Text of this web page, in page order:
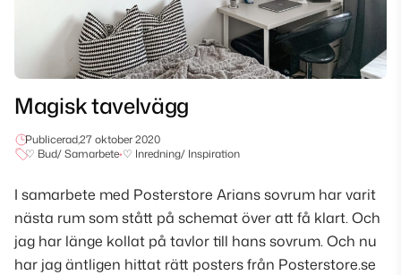
Magisk tavelvägg
Publicerad,27 oktober 2020
♡ Bud/ Samarbete•♡ Inredning/ Inspiration
I samarbete med Posterstore Arians sovrum har varit
nästa rum som stått på schemat över att få klart. Och
jag har länge kollat på tavlor till hans sovrum. Och nu
har jag äntligen hittat rätt posters från Posterstore.se